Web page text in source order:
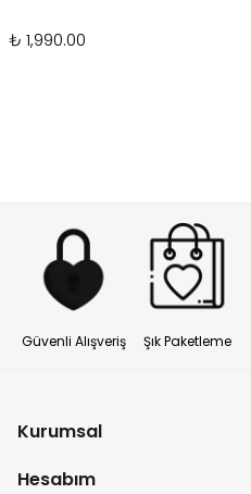
₺ 1,990.00
Güvenli Alışveriş Şık Paketleme
Kurumsal
Hesabım